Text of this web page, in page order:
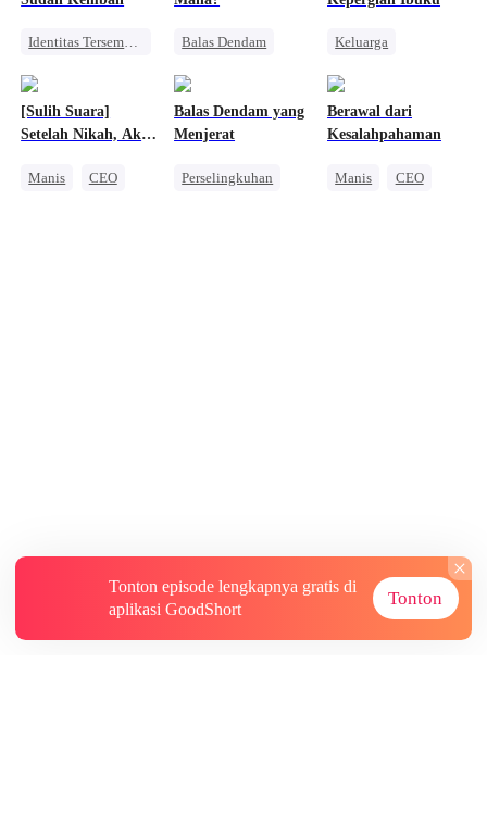
Identitas Tersembunyi
Pahlawan Kembali
Balas Dendam
Perselingkuhan
Keluarga
[Sulih Suara]
Setelah Nikah, Aku
Dimanjakan
Manis
CEO
Balas Dendam yang
Menjerat
Perselingkuhan
Berawal dari
Kesalahpahaman
Manis
CEO
Tonton episode lengkapnya gratis di
aplikasi GoodShort
Tonton